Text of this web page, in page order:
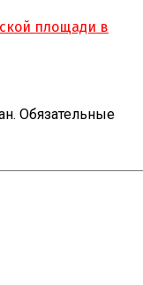
площади в
Обязательные